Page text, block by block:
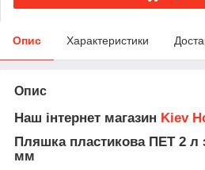
Опис Характеристики
Опис
Наш інтернет магазин Kiev
Пляшка пластикова ПЕТ 2 л
мм